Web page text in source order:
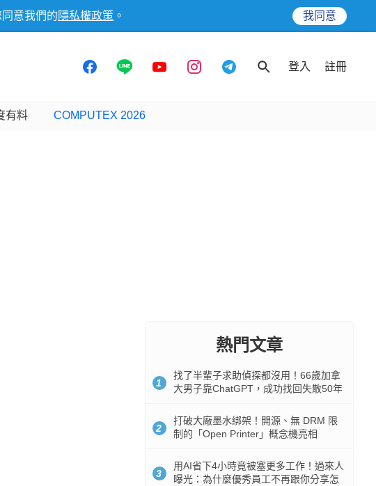
意我們的 隱私權政策 。 我同意
登入 註冊
有料 COMPUTEX 2026
熱門文章
1
找了半輩子求助偵探都沒用！66歲加拿
大男子靠ChatGPT，成功找回失散50年
2
打破大廠墨水綁架！開源、無 DRM 限
制的「Open Printer」概念機亮相
3
用AI省下4小時竟被塞更多工作！過來人
曝光：為什麼優秀員工不再跟你分享怎